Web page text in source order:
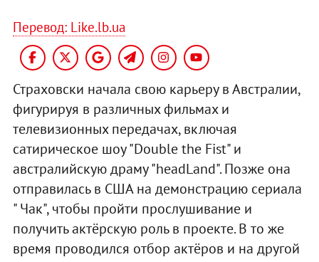
Перевод: Like.lb.ua
Страховски начала свою карьеру в Австралии,
фигурируя в различных фильмах и
телевизионных передачах, включая
сатирическое шоу "Double the Fist" и
австралийскую драму "headLand". Позже она
отправилась в США на демонстрацию сериала
" Чак", чтобы пройти прослушивание и
получить актёрскую роль в проекте. В то же
время проводился отбор актёров и на другой